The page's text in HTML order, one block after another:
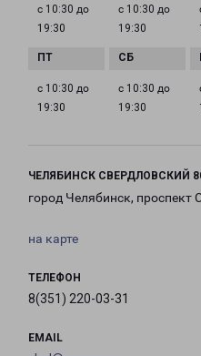
с 10:30 до
19:30
с 10:30 до
19:30
с 10:30 до
19:30
с 10:30 до
19:30
ЧЕЛЯБИНСК СВЕРДЛОВСКИЙ
город Челябинск, проспект
на карте
ТЕЛЕФОН
8(351) 220-03-31
EMAIL